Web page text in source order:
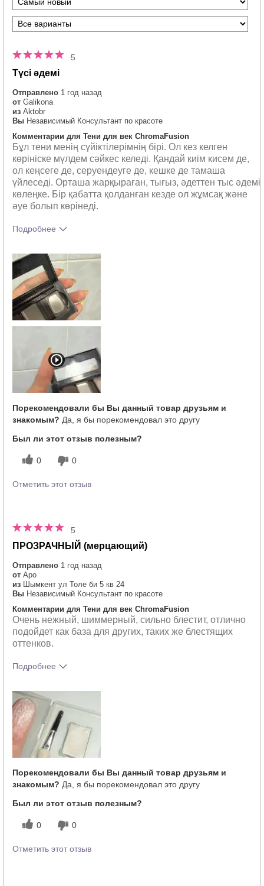
5
Түсі әдемі
Отправлено 1 год назад
от Galikona
из Aktobr
Вы Независимый Консультант по красоте
Комментарии для Тени для век ChromaFusion
Бұл тени менің сүйіктілерімнің бірі. Ол кез келген
көрініске мүлдем сәйкес келеді. Қандай киім кисем де,
ол кеңсеге де, серуендеуге де, кешке де тамаша
үйлеседі. Орташа жарқыраған, тығыз, әдеттен тыс әдемі
көлеңке. Бір қабатта қолданған кезде ол жұмсақ және
әуе болып көрінеді.
Подробнее
продукта?
Как отличается опыт использования
этого продукта от декоративной
косметики других брендов?
Порекомендовали бы Вы данный товар друзьям и
знакомым? Да, я бы порекомендовал это другу
Был ли этот отзыв полезным?
0 0
Отметить этот отзыв
5
ПРОЗРАЧНЫЙ (мерцающий)
Отправлено 1 год назад
от Аро
из Шымкент ул Толе би 5 кв 24
Вы Независимый Консультант по красоте
Комментарии для Тени для век ChromaFusion
Очень нежный, шиммерный, сильно блестит, отлично
подойдет как база для других, таких же блестящих
оттенков.
Подробнее
продукта?
Порекомендовали бы Вы данный товар друзьям и
знакомым? Да, я бы порекомендовал это другу
Был ли этот отзыв полезным?
0 0
Отметить этот отзыв